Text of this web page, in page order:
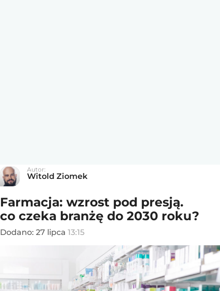
Autor:
Witold Ziomek
Farmacja: wzrost pod presją.
co czeka branżę do 2030 roku?
Dodano: 27 lipca 13:15